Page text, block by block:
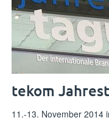
tekom
11.-13. November 2014